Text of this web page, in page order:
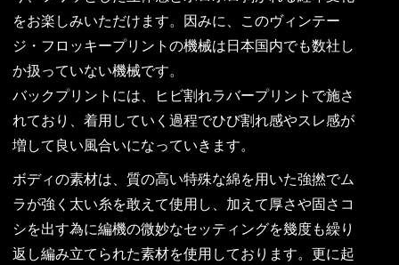
をお楽しみいただけます。因みに、このヴィンテー
ジ・フロッキープリントの機械は日本国内でも数社し
か扱っていない機械です。
バックプリントには、ヒビ割れラバープリントで施さ
れており、着用していく過程でひび割れ感やスレ感が
増して良い風合いになっていきます。
ボディの素材は、質の高い特殊な綿を用いた強撚でム
ラが強く太い糸を敢えて使用し、加えて厚さや固さコ
シを出す為に編機の微妙なセッティングを幾度も繰り
返し編み立てられた素材を使用しております。更に起